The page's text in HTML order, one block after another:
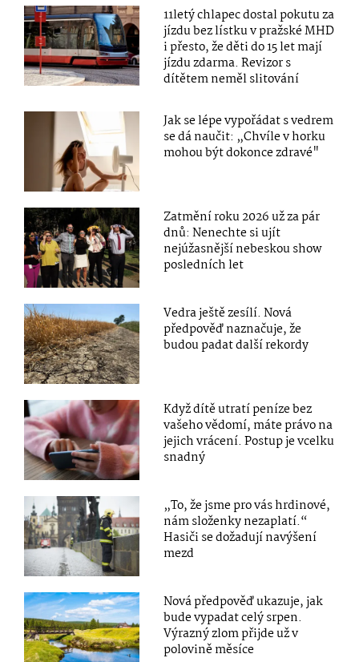
11letý chlapec dostal pokutu za
jízdu bez lístku v pražské MHD
i přesto, že děti do 15 let mají
jízdu zdarma. Revizor s
dítětem neměl slitování
Jak se lépe vypořádat s vedrem
se dá naučit: „Chvíle v horku
mohou být dokonce zdravé"
Zatmění roku 2026 už za pár
dnů: Nenechte si ujít
nejúžasnější nebeskou show
posledních let
Vedra ještě zesílí. Nová
předpověď naznačuje, že
budou padat další rekordy
Když dítě utratí peníze bez
vašeho vědomí, máte právo na
jejich vrácení. Postup je vcelku
snadný
„To, že jsme pro vás hrdinové,
nám složenky nezaplatí.“
Hasiči se dožadují navýšení
mezd
Nová předpověď ukazuje, jak
bude vypadat celý srpen.
Výrazný zlom přijde už v
polovině měsíce